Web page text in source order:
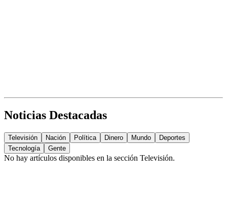
Noticias Destacadas
Televisión Nación Política Dinero Mundo
Deportes
Tecnología
Gente
No hay artículos disponibles en la sección Televisión.